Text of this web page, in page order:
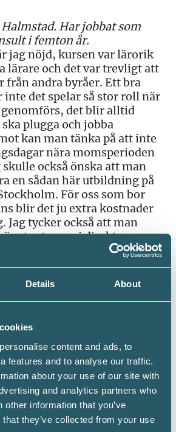
Details About
content and ads, to
features and to analyse our traffic.
about your use of our site with
and analytics partners who
other information that you’ve
they’ve collected from your use
Har jobbat som
i femton år.
jag nöjd, kursen var lärorik
lärare och det var trevligt att
från andra byråer. Ett bra
det spelar så stor roll när
det blir alltid
plugga och jobba
kan man tänka på att inte
nära momsperioden
också önska att man
en sådan här utbildning på
För oss som bor
blir det ju extra kostnader
Jag tycker också att man
tentamen i direkt
om det är genomförbart.
Har jobbat som
i nio år.
Eftersom jag inte har
i bagaget så kände
hade vissa gluggar i min
här kursen har levererat och
efterfrågade. Bra och
Det enda jag saknade var
var datumsatta från början